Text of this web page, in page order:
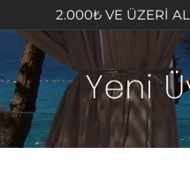
VE ÜZERİ